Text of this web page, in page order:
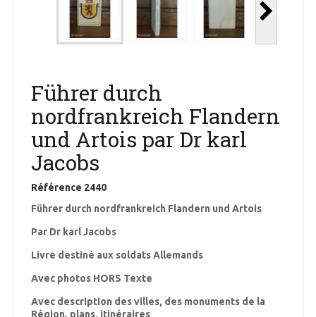
Führer durch
nordfrankreich Flandern
und Artois par Dr karl
Jacobs
Référence 2440
Führer durch nordfrankreich Flandern und Artois
Par Dr karl Jacobs
Livre destiné aux soldats Allemands
Avec photos HORS Texte
Avec description des villes, des monuments de la
Région, plans, itinéraires